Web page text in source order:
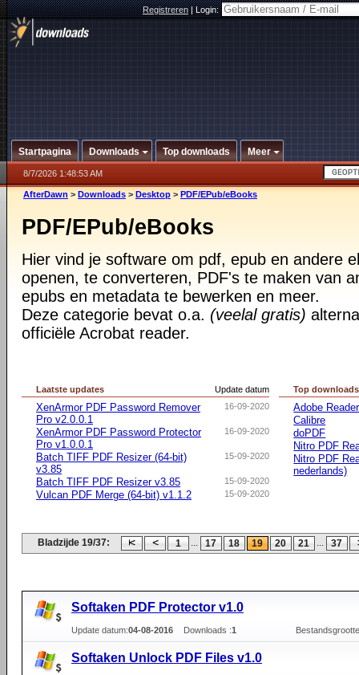
Registreren|Login:
Startpagina Downloads Top downloads Meer
8/7/2026 1:48:53 AM
AfterDawn > Downloads > Desktop > PDF/EPub/eBooks
PDF/EPub/eBooks
Hier vind je software om pdf, epub en andere
openen, te converteren, PDF's te maken van
epubs en metadata te bewerken en meer.
Deze categorie bevat o.a. (veelal gratis)
officiële Acrobat reader.
Update datum
Laatste updates
16-09-2020
XenArmor PDF Password Remover
Pro v2.0.0.1
16-09-2020
XenArmor PDF Password Protector
Pro v1.0.0.1
15-09-2020
Batch TIFF PDF Resizer (64-bit)
v3.85
15-09-2020
Batch TIFF PDF Resizer v3.85
15-09-2020
Vulcan PDF Merge (64-bit) v1.1.2
Top downloads
Adobe
Calibre
doPDF
Nitro PDF
Nitro PDF
nederlands)
Bladzijde 19/37: 1 ... 17 18 19 20 21 ... 37
Softaken PDF Protector v1.0
Update datum:04-08-2016 Downloads :1
Softaken Unlock PDF Files v1.0